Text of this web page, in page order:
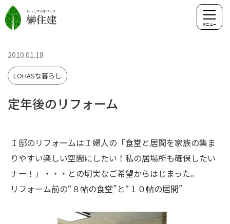
定年後のリフォーム
2010.01.18
LOHASな暮らし
Ｉ邸のリフォームはＩ婦人の「食堂と居間を家族の集ま
りやすい楽しい空間にしたい！私の居場所も確保したい
ナー！」・・・との切実なご希望からはじまった。
リフォーム前の“８帖の食堂”と“１０帖の居間”